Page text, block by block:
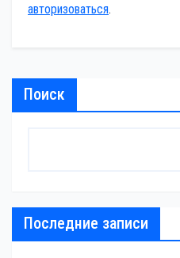
авторизоваться.
Поиск
Последние записи